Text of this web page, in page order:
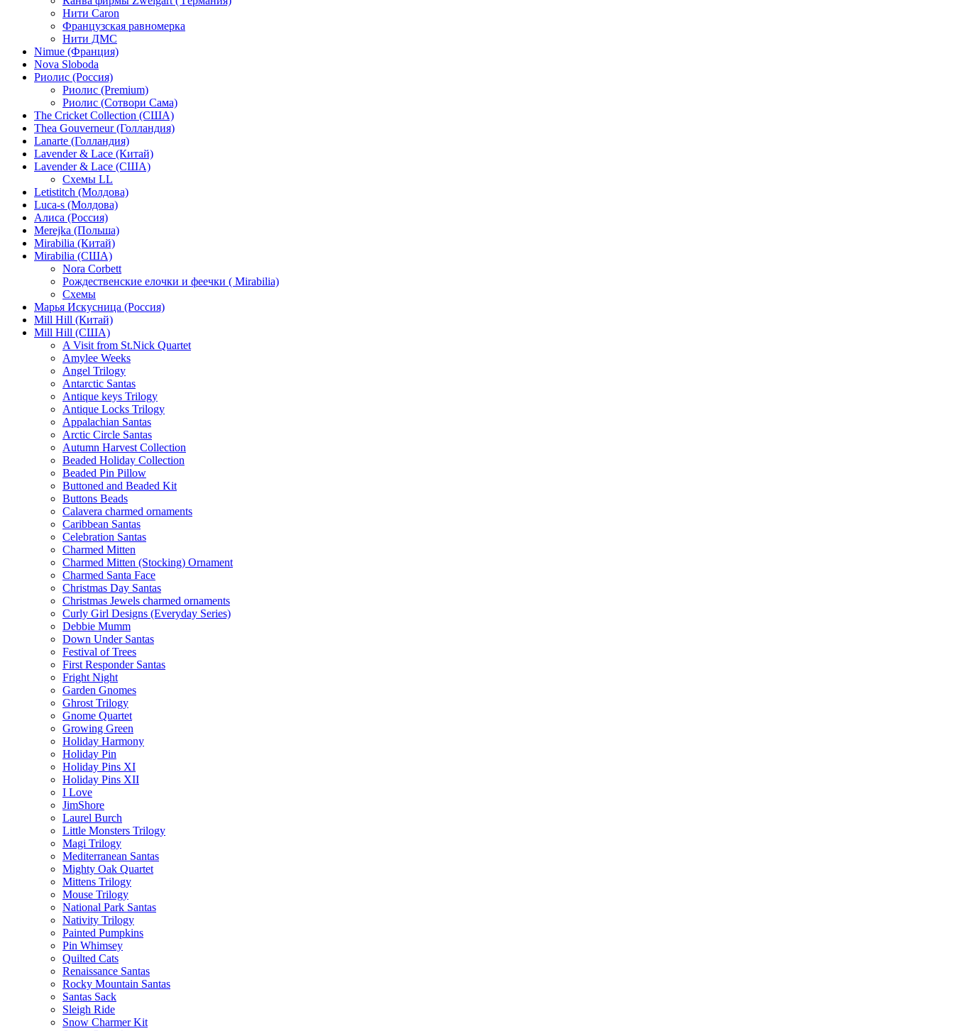
Нити Caron
Французская равномерка
Нити ДМС
Nimue (Франция)
Nova Sloboda
Риолис (Россия)
Риолис (Premium)
Риолис (Сотвори Сама)
The Cricket Collection (США)
Thea Gouverneur (Голландия)
Lanarte (Голландия)
Lavender & Lace (Китай)
Lavender & Lace (США)
Схемы LL
Letistitch (Молдова)
Luca-s (Молдова)
Алиса (Россия)
Merejka (Польша)
Mirabilia (Китай)
Mirabilia (США)
Nora Corbett
Рождественские елочки и феечки ( Mirabilia)
Схемы
Марья Искусница (Россия)
Mill Hill (Китай)
Mill Hill (США)
A Visit from St.Nick Quartet
Amylee Weeks
Angel Trilogy
Antarctic Santas
Antique keys Trilogy
Antique Locks Trilogy
Appalachian Santas
Arctic Circle Santas
Autumn Harvest Collection
Beaded Holiday Collection
Beaded Pin Pillow
Buttoned and Beaded Kit
Buttons Beads
Calavera charmed ornaments
Caribbean Santas
Celebration Santas
Charmed Mitten
Charmed Mitten (Stocking) Ornament
Charmed Santa Face
Christmas Day Santas
Christmas Jewels charmed ornaments
Curly Girl Designs (Everyday Series)
Debbie Mumm
Down Under Santas
Festival of Trees
First Responder Santas
Fright Night
Garden Gnomes
Ghrost Trilogy
Gnome Quartet
Growing Green
Holiday Harmony
Holiday Pin
Holiday Pins XI
Holiday Pins XII
I Love
JimShore
Laurel Burch
Little Monsters Trilogy
Magi Trilogy
Mediterranean Santas
Mighty Oak Quartet
Mittens Trilogy
Mouse Trilogy
National Park Santas
Nativity Trilogy
Painted Pumpkins
Pin Whimsey
Quilted Cats
Renaissance Santas
Rocky Mountain Santas
Santas Sack
Sleigh Ride
Snow Charmer Kit